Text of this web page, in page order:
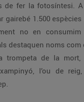
de fer la fotosíntesi.
gairebé 1.500
no en
destaquen noms com
trompeta de la
l’ou de